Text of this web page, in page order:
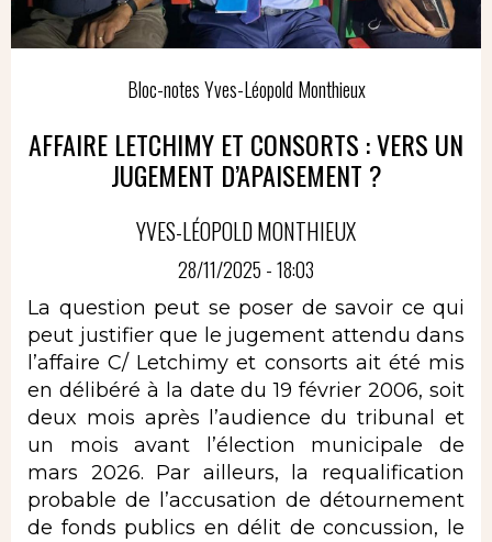
Bloc-notes Yves-Léopold Monthieux
AFFAIRE LETCHIMY ET CONSORTS : VERS UN
JUGEMENT D’APAISEMENT ?
YVES-LÉOPOLD MONTHIEUX
28/11/2025 - 18:03
La question peut se poser de savoir ce qui
peut justifier que le jugement attendu dans
l’affaire C/ Letchimy et consorts ait été mis
en délibéré à la date du 19 février 2006, soit
deux mois après l’audience du tribunal et
un mois avant l’élection municipale de
mars 2026. Par ailleurs, la requalification
probable de l’accusation de détournement
de fonds publics en délit de concussion, le